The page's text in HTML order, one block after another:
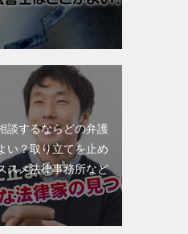
談するならどの弁護
い？取り立てを止め
スメ法律事務所など